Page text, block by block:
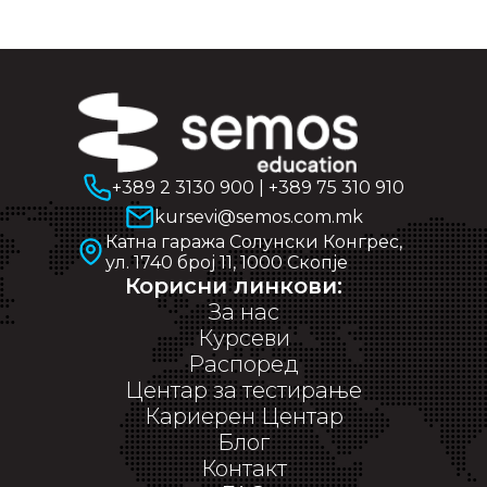
+389 2 3130 900
+389 75 310 910
kursevi@semos.com.mk
Катна гаража Солунски Конгрес,
ул. 1740 број 11, 1000 Скопје
Корисни линкови:
За нас
Курсеви
Распоред
Центар за тестирање
Кариерен Центар
Блог
Контакт